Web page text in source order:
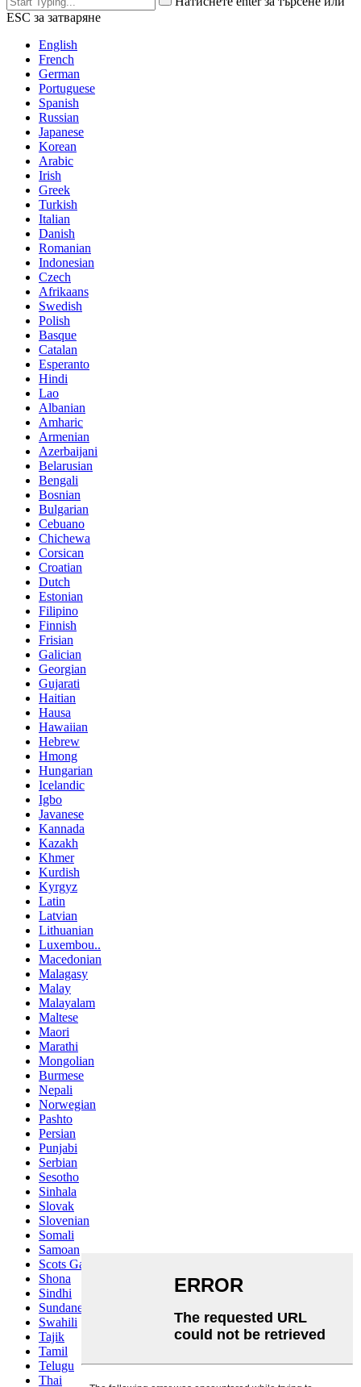
ESC за затваряне
English
French
German
Portuguese
Spanish
Russian
Japanese
Korean
Arabic
Irish
Greek
Turkish
Italian
Danish
Romanian
Indonesian
Czech
Afrikaans
Swedish
Polish
Basque
Catalan
Esperanto
Hindi
Lao
Albanian
Amharic
Armenian
Azerbaijani
Belarusian
Bengali
Bosnian
Bulgarian
Cebuano
Chichewa
Corsican
Croatian
Dutch
Estonian
Filipino
Finnish
Frisian
Galician
Georgian
Gujarati
Haitian
Hausa
Hawaiian
Hebrew
Hmong
Hungarian
Icelandic
Igbo
Javanese
Kannada
Kazakh
Khmer
Kurdish
Kyrgyz
Latin
Latvian
Lithuanian
Luxembou..
Macedonian
Malagasy
Malay
Malayalam
Maltese
Maori
Marathi
Mongolian
Burmese
Nepali
Norwegian
Pashto
Persian
Punjabi
Serbian
Sesotho
Sinhala
Slovak
Slovenian
Somali
Samoan
Scots Gaelic
Shona
Sindhi
Sundanese
Swahili
Tajik
Tamil
Telugu
Thai